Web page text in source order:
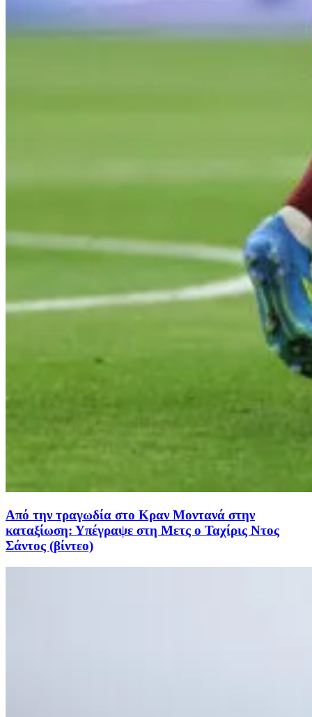
Από την τραγωδία στο Κραν Μοντανά στην
καταξίωση: Υπέγραψε στη Μετς ο Ταχίρις Ντος
Σάντος (βίντεο)